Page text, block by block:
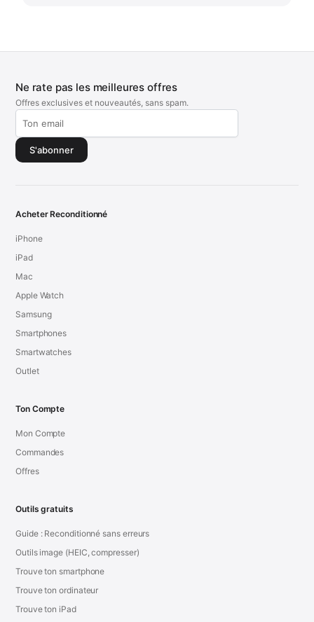
Ne rate pas les meilleures offres
Offres exclusives et nouveautés, sans spam.
S'abonner
Acheter Reconditionné
iPhone
iPad
Mac
Apple Watch
Samsung
Smartphones
Smartwatches
Outlet
Ton Compte
Mon Compte
Commandes
Offres
Outils gratuits
Guide : Reconditionné sans erreurs
Outils image (HEIC, compresser)
Trouve ton smartphone
Trouve ton ordinateur
Trouve ton iPad